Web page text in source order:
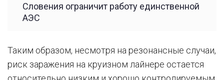
Словения ограничит работу единственной
АЭС
Таким образом, несмотря на резонансные случаи,
риск заражения на круизном лайнере остается